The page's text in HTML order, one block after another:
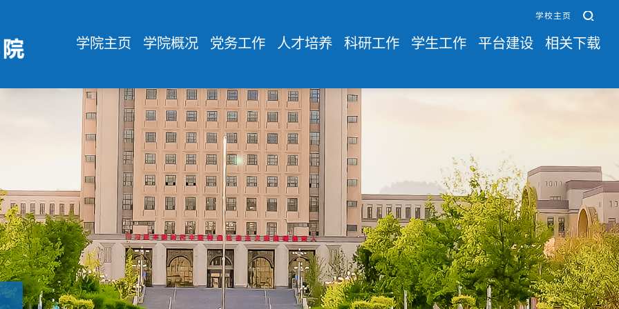
学校主页
学院主页 学院概况 党务工作 人才培养 科研工作 学生工作 平台建设 相关下载